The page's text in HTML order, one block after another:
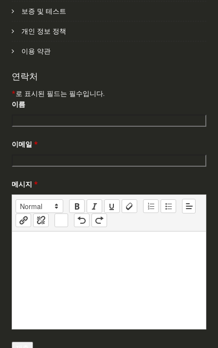
보증 및 테스트
개인 정보 정책
이용 약관
연락처
*로 표시된 필드는 필수입니다.
이름
이메일 *
메시지 *